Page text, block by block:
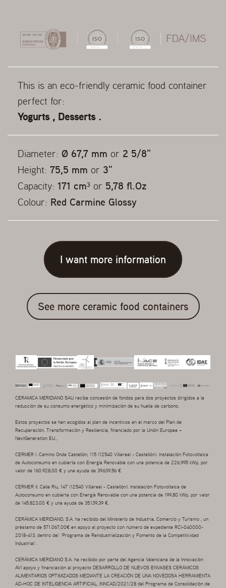
This is an eco-friendly ceramic food container
perfect for:
Yogurts , Desserts .
Diameter: Ø 67,7 mm or 2 5/8"
Height: 75,5 mm or 3"
Capacity: 171 cm³ or 5,78 fl.Oz
Colour: Red Carmine Glossy
I want more information
See more ceramic food containers
CERAMICA MERIDIANO SAU recibe concesión de fondos para dos proyectos dirigidos a la
reducción de su consumo energético y minimización de su huella de carbono.
Estos proyectos se han acogidos al plan de incentivos en el marco del Plan de
Recuperación, Transformación y Resiliencia, financiado por la Unión Europea –
NextGeneration EU.,
CERMER I. Camino Onda Castellón, 115 (12540 Villareal - Castellón). Instalación Fotovoltaica
de Autoconsumo en cubierta con Energía Renovable con una potencia de 226,995 kWp, por
valor de 160.928,00 € y una ayuda de 39.639,56 €
CERMER II. Calle Riu, 147 (12540 Villareal - Castellón). Instalación Fotovoltaica de
Autoconsumo en cubierta con Energía Renovable con una potencia de 199,80 kWp, por valor
de 145.823,00 € y una ayuda de 35.139,39 €.
CERÁMICA MERIDIANO, S.A. ha recibido del Ministerio de Industria, Comercio y Turismo , un
préstamo de 571.067,00€ en apoyo al proyecto con número de expediente RCI-040000-
2018-413, dentro del “Programa de Reindustrialización y Fomento de la Competitividad
Industrial”.
CERÁMICA MERIDIANO S.A. ha recibido por parte del Agencia Valenciana de la Innovación
AVI apoyo y financiación al proyecto DESARROLLO DE NUEVOS ENVASES CERÁMICOS
ALIMENTARIOS OPTIMIZADOS MEDIANTE LA CREACIÓN DE UNA NOVEDOSA HERRAMIENTA
AD-HOC DE INTELIGENCIA ARTIFICIAL, INNCAD/2021/28 del Programa de Consolidación de